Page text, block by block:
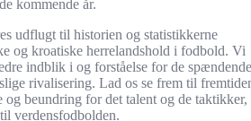
kommende år.
udflugt til historien og statistikkerne
og kroatiske herrelandshold i fodbold. Vi
indblik i og forståelse for de spændende
rivalisering. Lad os se frem til
og beundring for det talent og de taktikker,
verdensfodbolden.